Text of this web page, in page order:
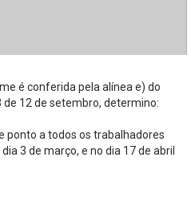
é conferida pela alínea e) do
de 12 de setembro, determino:
ponto a todos os trabalhadores
3 de março, e no dia 17 de abril